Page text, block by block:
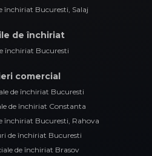
închiriat Bucuresti, Salaj
de închiriat
închiriat Bucuresti
comercial
de închiriat Bucuresti
de închiriat Constanta
închiriat Bucuresti, Rahova
de închiriat Bucuresti
de închiriat Brasov